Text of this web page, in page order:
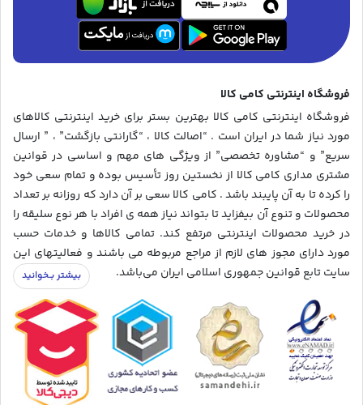
فروشگاه اینترنتی کامی کالا
فروشگاه اینترنتی کامی کالا بهترین بستر برای خرید اینترنتی کالاهای
مورد نیاز شما در ایران است . “اصالت کالا ، “گارانتی بازگشت” ، ” ارسال
سریع” و “مشاوره تخصصی” از ویژگی های مهم و اساسی در قوانین
مشتری مداری کامی کالا از نخستین روز تأسیس بوده و تمام سعی خود
را کرده تا به آن پایبند باشد . کامی کالا سعی بر آن دارد که روزانه بر تعداد
محصولات و تنوع آن بیفزاید تا بتواند نیاز همه ی افراد با هر نوع سلیقه را
در خرید محصولات اینترنتی مرتفع کند. تمامی کالاها و خدمات حسب
مورد دارای مجوز های لازم از مراجع مربوطه می باشند و فعالیتهای این
سایت تابع قوانین جمهوری اسلامی ایران می‌باشد.